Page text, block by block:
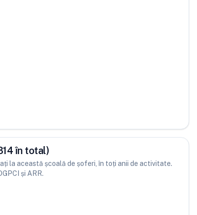
în total)
la această școală de șoferi, în toți anii de activitate.
și ARR.